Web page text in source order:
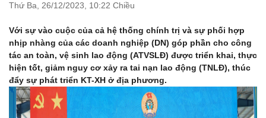
Thứ Ba, 26/12/2023, 10:22 Chiều
Với sự vào cuộc của cả hệ thống chính trị và sự phối hợp
nhịp nhàng của các doanh nghiệp (DN) góp phần cho công
tác an toàn, vệ sinh lao động (ATVSLĐ) được triển khai, thực
hiện tốt, giảm nguy cơ xảy ra tai nạn lao động (TNLĐ), thúc
đẩy sự phát triển KT-XH ở địa phương.